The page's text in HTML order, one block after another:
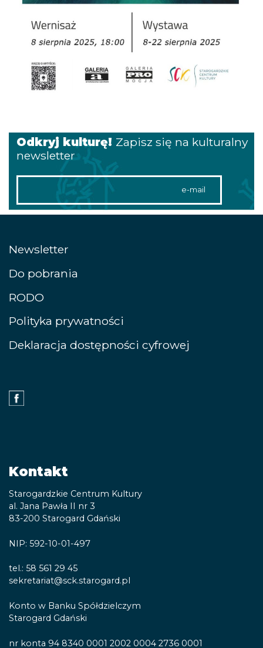
Odkryj kulturę! Zapisz się na kulturalny
newsletter
Newsletter
Do pobrania
RODO
Polityka prywatności
Deklaracja dostępności cyfrowej
Kontakt
Starogardzkie Centrum Kultury
al. Jana Pawła II nr 3
83-200 Starogard Gdański
NIP: 592-10-01-497
tel.: 58 561 29 45
sekretariat@sck.starogard.pl
Konto w Banku Spółdzielczym
Starogard Gdański
nr konta 94 8340 0001 2002 0004 2736 0001